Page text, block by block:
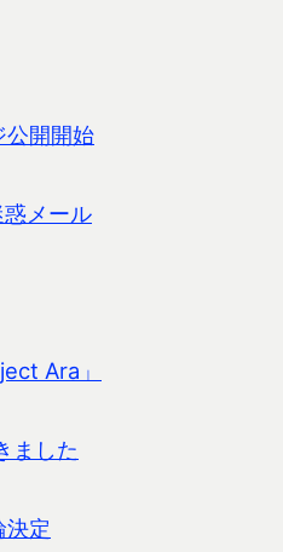
公開開始
メール
Ara」
ました
決定